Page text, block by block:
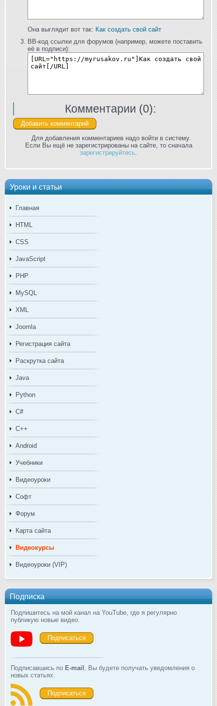
Уроки и статьи
Главная
HTML
CSS
JavaScript
PHP
MySQL
XML
Joomla
Регистрация сайта
Раскрутка сайта
Java
Python
C#
C++
Android
Учебники
Видеоуроки
Софт
Форум
Карта сайта
Видеокурсы
Видеоуроки (VIP)
Подписка
Подпишитесь на мой канал на YouTube, где я регулярно
публикую новые видео.
Подписаться
Подписавшись по E-mail , Вы будете получать уведомления о
новых статьях.
Подписаться
Она выглядит вот так: Как создать свой сайт
BB-код ссылки для форумов (например, можете поставить
её в подписи):
Комментарии (0):
Для добавления комментариев надо войти в систему.
Если Вы ещё не зарегистрированы на сайте, то сначала
зарегистрируйтесь.